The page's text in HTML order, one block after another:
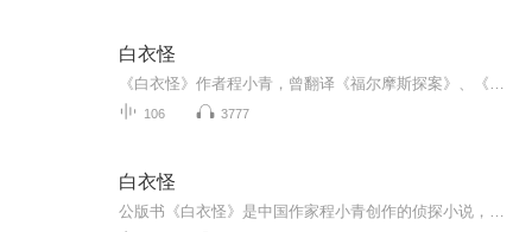
白衣怪
106 3777
白衣怪